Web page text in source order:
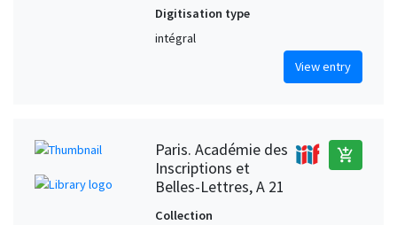
Digitisation type
intégral
View entry
Paris. Académie des
Inscriptions et
Belles-Lettres, A 21
add_shopping_cart
Collection